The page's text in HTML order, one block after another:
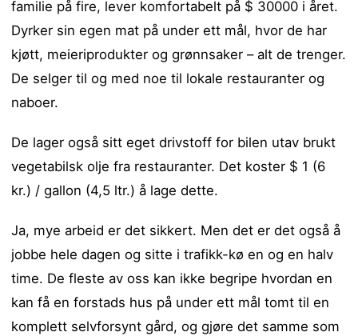
familie på fire, lever komfortabelt på $ 30000 i året.
Dyrker sin egen mat på under ett mål, hvor de har
kjøtt, meieriprodukter og grønnsaker – alt de trenger.
De selger til og med noe til lokale restauranter og
naboer.
De lager også sitt eget drivstoff for bilen utav brukt
vegetabilsk olje fra restauranter. Det koster $ 1 (6
kr.) / gallon (4,5 ltr.) å lage dette.
Ja, mye arbeid er det sikkert. Men det er det også å
jobbe hele dagen og sitte i trafikk-kø en og en halv
time. De fleste av oss kan ikke begripe hvordan en
kan få en forstads hus på under ett mål tomt til en
komplett selvforsynt gård, og gjøre det samme som